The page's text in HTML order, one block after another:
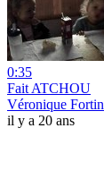
0:35
Fait ATCHOU
Véronique Fortin
il y a 20 ans